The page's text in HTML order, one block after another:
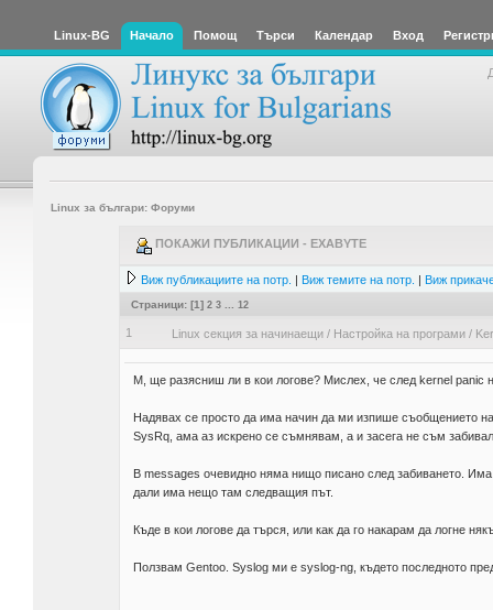
Linux-BG Начало Помощ Търси Календар Вход
Linux за българи: Форуми
ПОКАЖИ ПУБЛИКАЦИИ - EXABYTE
Виж публикациите на потр. | Виж темите на потр. | Виж
Страници: [1] 2 3 12
1 Linux секция за начинаещи/ Настройка на програми/
М, ще разясниш ли в кои логове? Мислех, че след kernel panic
Надявах се просто да има начин да ми изпише съобщението
SysRq, ама аз искрено се съмнявам, а и засега не съм
В messages очевидно няма нищо писано след забиването.
дали има нещо там следващия път.
Къде в кои логове да търся, или как да го накарам да логне
Ползвам Gentoo. Syslog ми е syslog-ng, където последното